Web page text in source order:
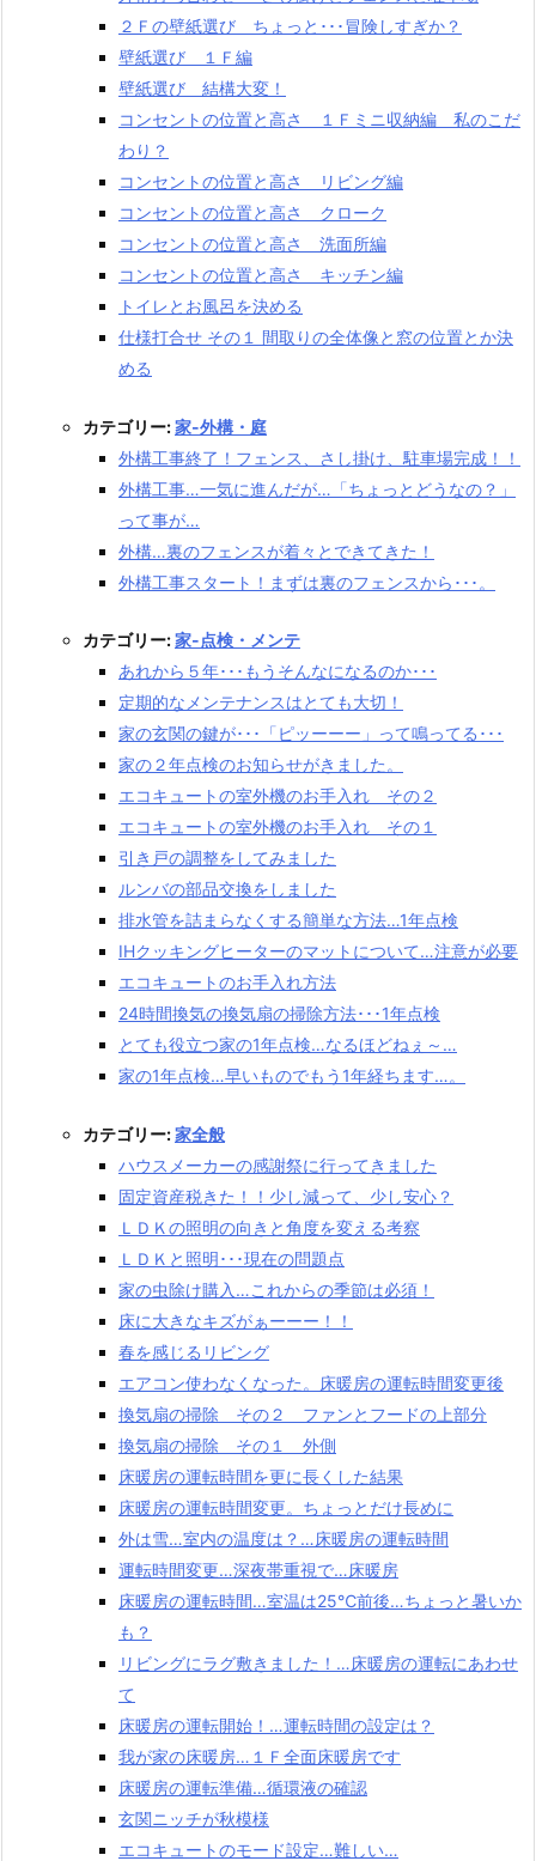
２Ｆの壁紙選び ちょっと･･･冒険しすぎか？
壁紙選び １Ｆ編
壁紙選び 結構大変！
コンセントの位置と高さ １Ｆミニ収納編 私のこだ
わり？
コンセントの位置と高さ リビング編
コンセントの位置と高さ クローク
コンセントの位置と高さ 洗面所編
コンセントの位置と高さ キッチン編
トイレとお風呂を決める
仕様打合せ その１ 間取りの全体像と窓の位置とか決
める
カテゴリー:家-外構・庭
外構工事終了！フェンス、さし掛け、駐車場完成！！
外構工事…一気に進んだが…「ちょっとどうなの？」
って事が…
外構…裏のフェンスが着々とできてきた！
外構工事スタート！まずは裏のフェンスから･･･。
カテゴリー:家-点検・メンテ
あれから５年･･･もうそんなになるのか･･･
定期的なメンテナンスはとても大切！
家の玄関の鍵が･･･「ピッーーー」って鳴ってる･･･
家の２年点検のお知らせがきました。
エコキュートの室外機のお手入れ その２
エコキュートの室外機のお手入れ その１
引き戸の調整をしてみました
ルンバの部品交換をしました
排水管を詰まらなくする簡単な方法…1年点検
IHクッキングヒーターのマットについて…注意が必要
エコキュートのお手入れ方法
24時間換気の換気扇の掃除方法･･･1年点検
とても役立つ家の1年点検…なるほどねぇ～…
家の1年点検…早いものでもう1年経ちます…。
カテゴリー:家全般
ハウスメーカーの感謝祭に行ってきました
固定資産税きた！！少し減って、少し安心？
ＬＤＫの照明の向きと角度を変える考察
ＬＤＫと照明･･･現在の問題点
家の虫除け購入…これからの季節は必須！
床に大きなキズがぁーーー！！
春を感じるリビング
エアコン使わなくなった。床暖房の運転時間変更後
換気扇の掃除 その２ ファンとフードの上部分
換気扇の掃除 その１ 外側
床暖房の運転時間を更に長くした結果
床暖房の運転時間変更。ちょっとだけ長めに
外は雪…室内の温度は？…床暖房の運転時間
運転時間変更…深夜帯重視で…床暖房
床暖房の運転時間…室温は25℃前後…ちょっと暑いか
も？
リビングにラグ敷きました！…床暖房の運転にあわせ
て
床暖房の運転開始！…運転時間の設定は？
我が家の床暖房…１Ｆ全面床暖房です
床暖房の運転準備…循環液の確認
玄関ニッチが秋模様
エコキュートのモード設定…難しい…